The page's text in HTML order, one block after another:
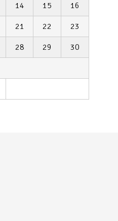
14 15 16
21 22 23
28 29 30